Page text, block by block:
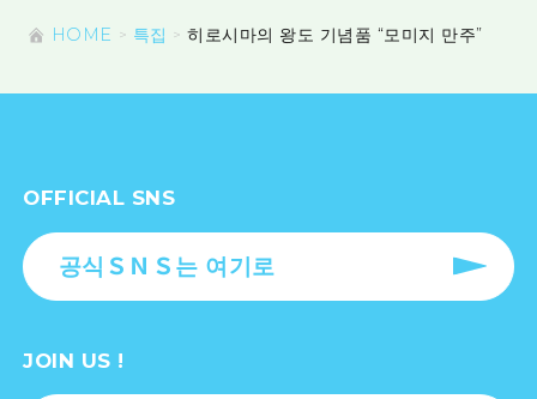
HOME 특집 히로시마의 왕도 기념품 “모미지 만주”
OFFICIAL SNS
공식ＳＮＳ는 여기로
JOIN US !